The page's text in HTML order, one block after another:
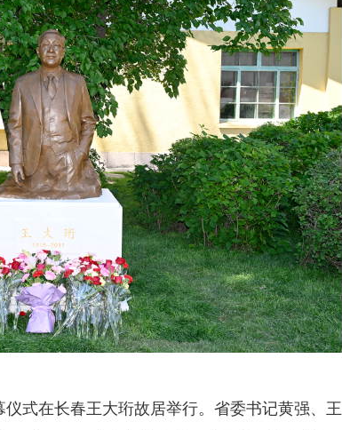
式在长春王大珩故居举行。省委书记黄强、王